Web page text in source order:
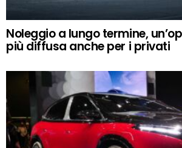
Noleggio a lungo termine,
più diffusa anche per i privati